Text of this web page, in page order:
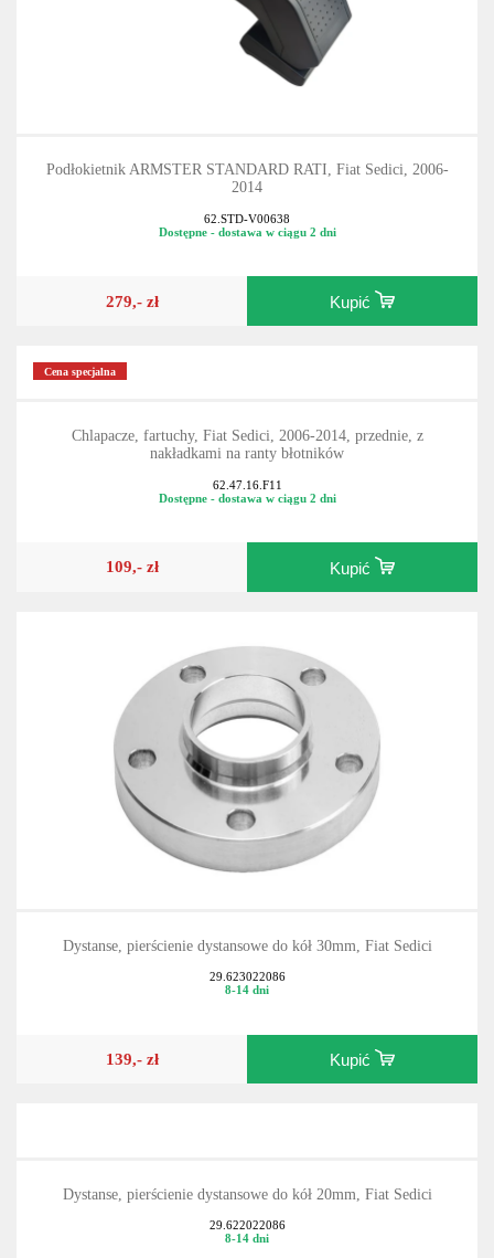
Podłokietnik ARMSTER STANDARD RATI, Fiat Sedici, 2006-
2014
62.STD-V00638
Dostępne - dostawa w ciągu 2 dni
279,- zł Kupić
Cena specjalna
Chlapacze, fartuchy, Fiat Sedici, 2006-2014, przednie, z
nakładkami na ranty błotników
62.47.16.F11
Dostępne - dostawa w ciągu 2 dni
109,- zł Kupić
Dystanse, pierścienie dystansowe do kół 30mm, Fiat Sedici
29.623022086
8-14 dni
139,- zł Kupić
Dystanse, pierścienie dystansowe do kół 20mm, Fiat Sedici
29.622022086
8-14 dni